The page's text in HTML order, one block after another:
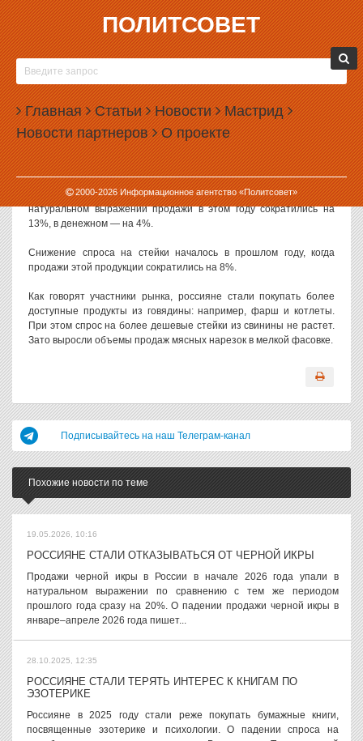
ПОЛИТСОВЕТ
Главная Статьи Новости Мастрид
Новости партнеров О проекте
2000-2026Информационное агентство «Политсовет»
07.07.2026, 12:00
РОССИЯНЕ СТАЛИ ОТКАЗЫВАТЬСЯ ОТ
СТЕЙКОВ
В России в течение полутора лет наблюдается снижение спроса
на стейки. Покупатели переходят к более дешевым продуктам из
говядины.
О падении продаж стейковпишетгазета «Коммерсантъ» со
ссылкой на данные аналитической компании NTech. В
натуральном выражении продажи в этом году сократились на
13%, в денежном — на 4%.
Снижение спроса на стейки началось в прошлом году, когда
продажи этой продукции сократились на 8%.
Как говорят участники рынка, россияне стали покупать более
доступные продукты из говядины: например, фарш и котлеты.
При этом спрос на более дешевые стейки из свинины не растет.
Зато выросли объемы продаж мясных нарезок в мелкой фасовке.
Подписывайтесь на наш Телеграм-канал
Похожие новости по теме
19.05.2026, 10:16
РОССИЯНЕ СТАЛИ ОТКАЗЫВАТЬСЯ ОТ ЧЕРНОЙ ИКРЫ
Продажи черной икры в России в начале 2026 года упали в
натуральном выражении по сравнению с тем же периодом
прошлого года сразу на 20%. О падении продажи черной икры в
январе–апреле 2026 года пишет...
28.10.2025, 12:35
РОССИЯНЕ СТАЛИ ТЕРЯТЬ ИНТЕРЕС К КНИГАМ ПО
ЭЗОТЕРИКЕ
Россияне в 2025 году стали реже покупать бумажные книги,
посвященные эзотерике и психологии. О падении спроса на